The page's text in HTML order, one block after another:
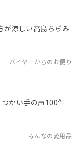
が涼しい高島ちぢみ
バイヤーからのお便り
かい手の声100件
みんなの愛用品